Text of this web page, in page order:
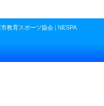
教育スポーツ協会 | NESPA